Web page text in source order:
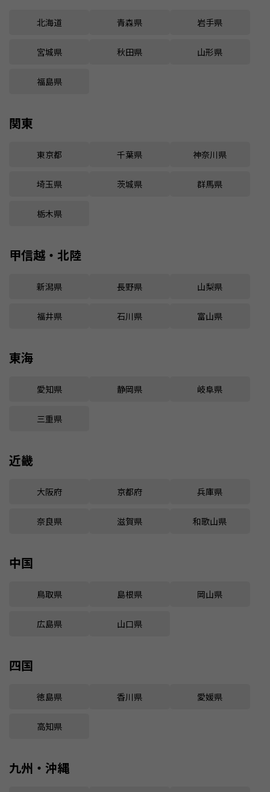
北海道 青森県 岩手県
宮城県 秋田県 山形県
福島県
関東
東京都 千葉県 神奈川県
埼玉県 茨城県 群馬県
栃木県
甲信越・北陸
新潟県 長野県 山梨県
福井県 石川県 富山県
東海
愛知県 静岡県 岐阜県
三重県
近畿
大阪府 京都府 兵庫県
奈良県 滋賀県 和歌山県
中国
鳥取県 島根県 岡山県
広島県 山口県
四国
徳島県 香川県 愛媛県
高知県
九州・沖縄